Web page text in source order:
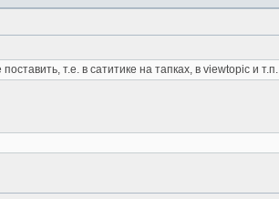
т.е. в сатитике на тапках, в viewtopic и т.п.